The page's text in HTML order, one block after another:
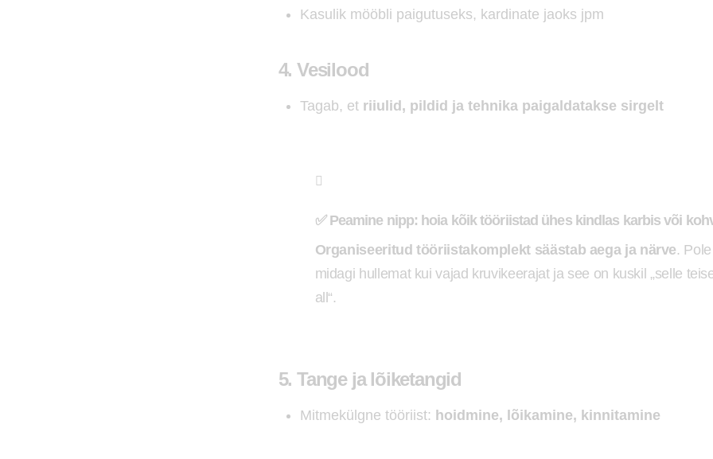
Kasulik mööbli paigutuseks, kardinate jaoks jpm
4.Vesilood
Tagab, et riiulid, pildid ja tehnika paigaldatakse sirgelt
✅ Peamine nipp: hoia kõik tööriistad ühes kindlas karbis või
Organiseeritud tööriistakomplekt säästab aega ja närve. Pole
midagi hullemat kui vajad kruvikeerajat ja see on kuskil „selle
all“.
5.Tange ja lõiketangid
Mitmekülgne tööriist: hoidmine, lõikamine, kinnitamine